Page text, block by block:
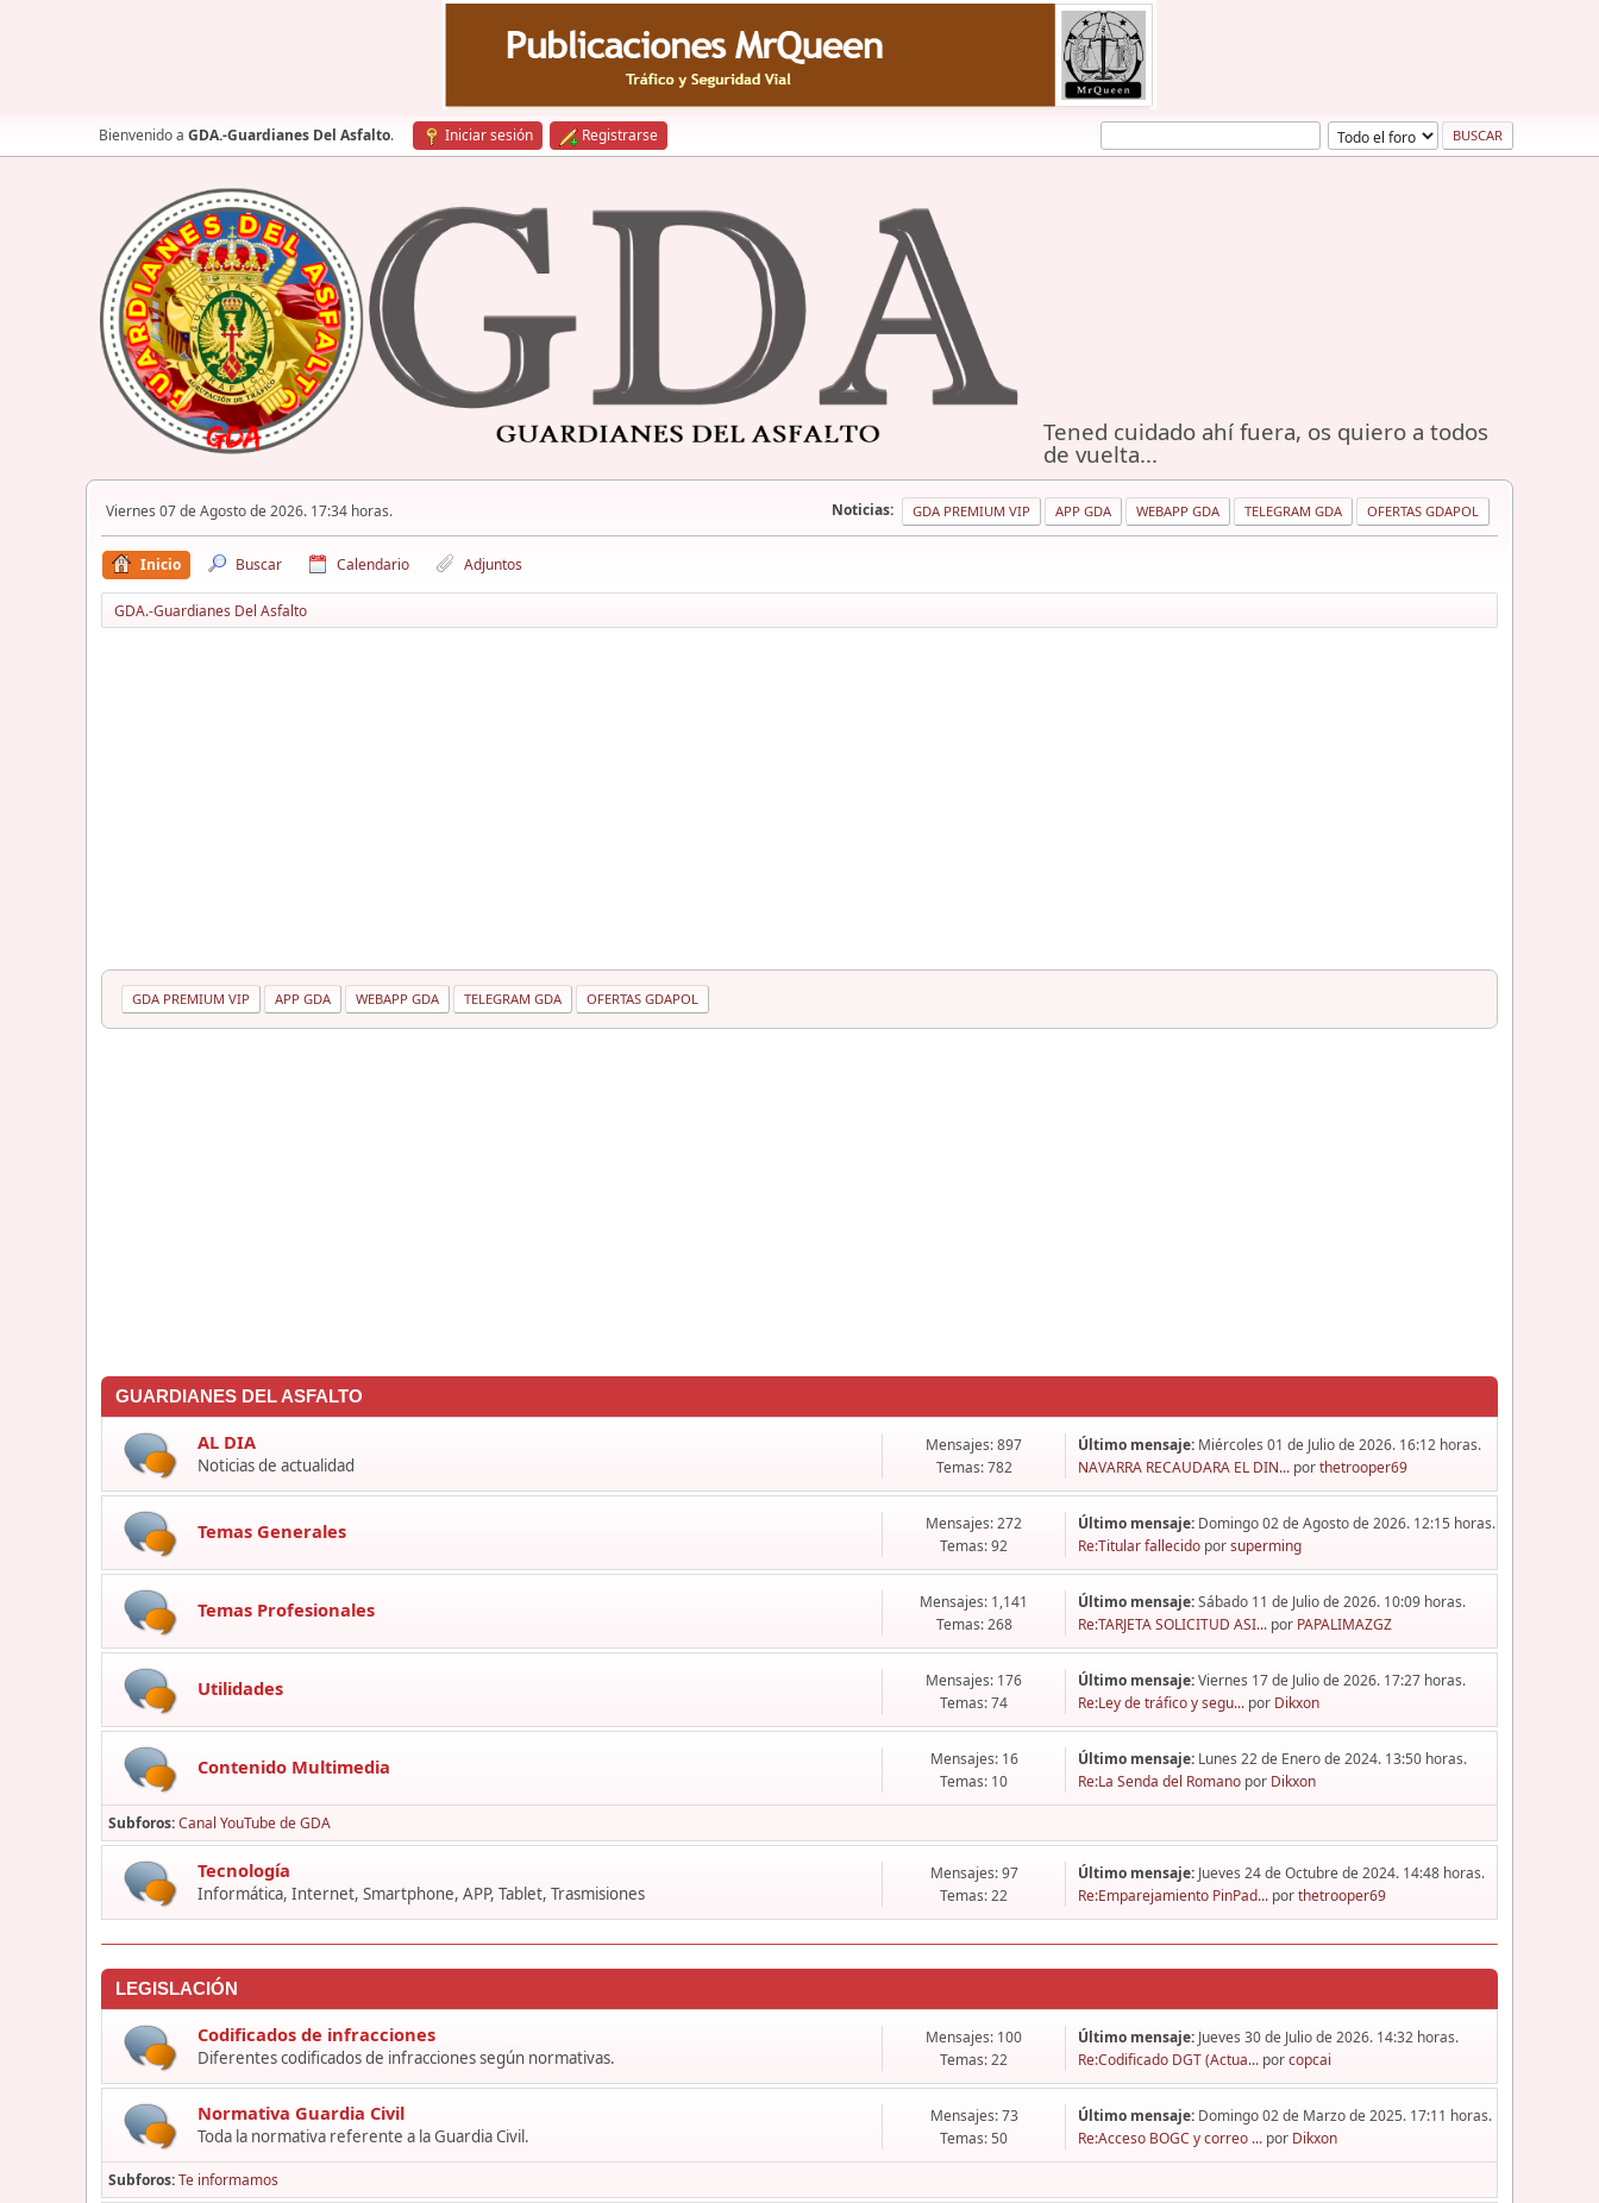
Bienvenido a GDA.-Guardianes Del Asfalto. Iniciar sesión Registrarse
Tened cuidado ahí fuera, os quiero a todos
de vuelta...
Viernes 07 de Agosto de 2026. 17:34 horas. Noticias: GDA PREMIUM VIP APP GDA WEBAPP GDA TELEGRAM GDA OFERTAS GDAPOL
Inicio Buscar Calendario Adjuntos
GDA.-Guardianes Del Asfalto
GDA PREMIUM VIP APP GDA WEBAPP GDA TELEGRAM GDA OFERTAS GDAPOL
GUARDIANES DEL ASFALTO
AL DIA
Noticias de actualidad
Mensajes: 897
Temas: 782
Último mensaje: Miércoles 01 de Julio de 2026. 16:12 horas.
NAVARRA RECAUDARA EL DIN... porthetrooper69
Temas Generales
Mensajes: 272
Temas: 92
Último mensaje: Domingo 02 de Agosto de 2026. 12:15 horas.
Re:Titular fallecido porsuperming
Temas Profesionales
Mensajes: 1,141
Temas: 268
Último mensaje:Sábado 11 de Julio de 2026. 10:09 horas.
Re:TARJETA SOLICITUD ASI... por PAPALIMAZGZ
Utilidades
Mensajes: 176
Temas: 74
Último mensaje:Viernes 17 de Julio de 2026. 17:27 horas.
Re:Ley de tráfico y segu... por Dikxon
Contenido Multimedia
Mensajes: 16
Temas: 10
Último mensaje: Lunes 22 de Enero de 2024. 13:50 horas.
Re:La Senda del Romano por Dikxon
Subforos Canal YouTube de GDA
Tecnología
Informática, Internet, Smartphone, APP, Tablet, Trasmisiones
Mensajes: 97
Temas: 22
Último mensaje: Jueves 24 de Octubre de 2024. 14:48 horas.
Re:Emparejamiento PinPad... porthetrooper69
LEGISLACIÓN
Codificados de infracciones
Diferentes codificados de infracciones según normativas.
Mensajes: 100
Temas: 22
Último mensaje: Jueves 30 de Julio de 2026. 14:32 horas.
Re:Codificado DGT (Actua... porcopcai
Normativa Guardia Civil
Toda la normativa referente a la Guardia Civil.
Mensajes: 73
Temas: 50
Último mensaje: Domingo 02 de Marzo de 2025. 17:11 horas.
Re:Acceso BOGC y correo ... por Dikxon
Subforos Te informamos